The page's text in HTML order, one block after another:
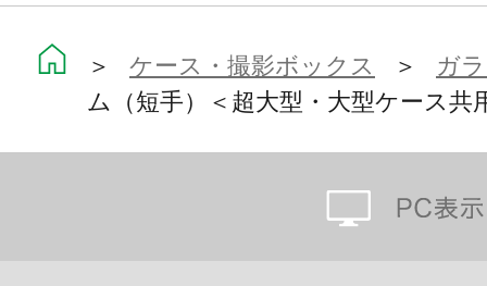
ますので 予めご了承下さい。
＞ ケース・撮影ボックス ＞ ガ
ム（短手）＜超大型・大型ケース共